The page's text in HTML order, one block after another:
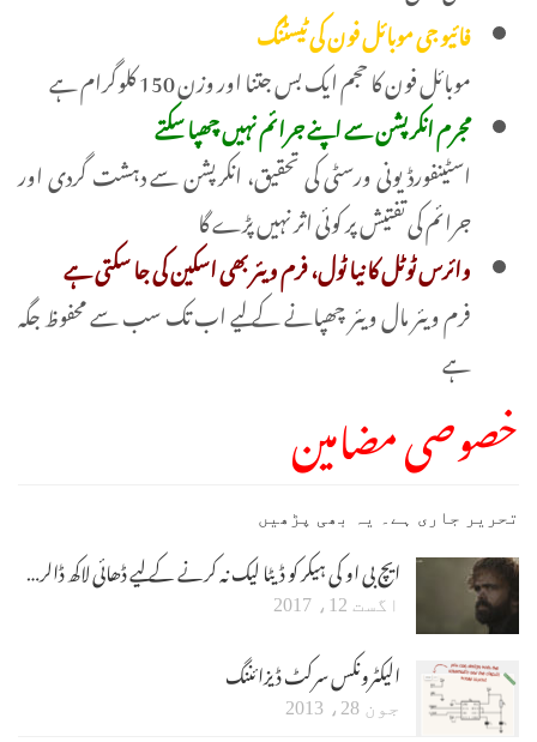
فائیو جی موبائل فون کی ٹیسٹنگ
موبائل فون کا حجم ایک بس جتنا اور وزن 150 کلوگرام ہے
مجرم انکرپشن سے اپنے جرائم نہیں چھپا سکتے
اسٹینفورڈ یونی ورسٹی کی تحقیق، انکرپشن سے دہشت گردی اور
جرائم کی تفتیش پر کوئی اثر نہیں پڑے گا
وائرس ٹوٹل کا نیا ٹول، فرم ویئر بھی اسکین کی جا سکتی ہے
فرم ویئر مال ویئر چھپانے کے لیے اب تک سب سے محفوظ جگہ
ہے
خصوصی مضامین
تحریر جاری ہے۔ یہ بھی پڑھیں
ایچ بی او کی ہیکر کو ڈیٹا لیک نہ کرنے کے لیے ڈھائی لاکھ ڈالر…
اگست 12، 2017
الیکٹرونکس سرکٹ ڈیزائننگ
جون 28، 2013